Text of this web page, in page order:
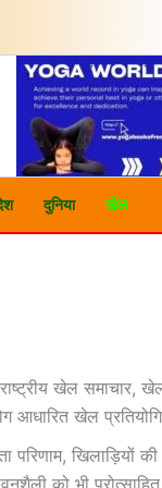
दुनिया खेल
खेल
खेल
परिणाम,
को भी